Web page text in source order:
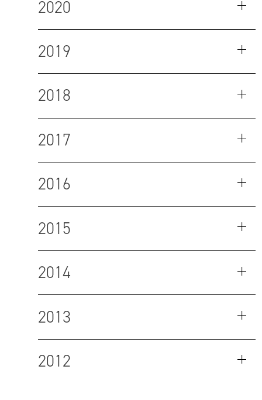
2020
2019
2018
2017
2016
2015
2014
2013
2012